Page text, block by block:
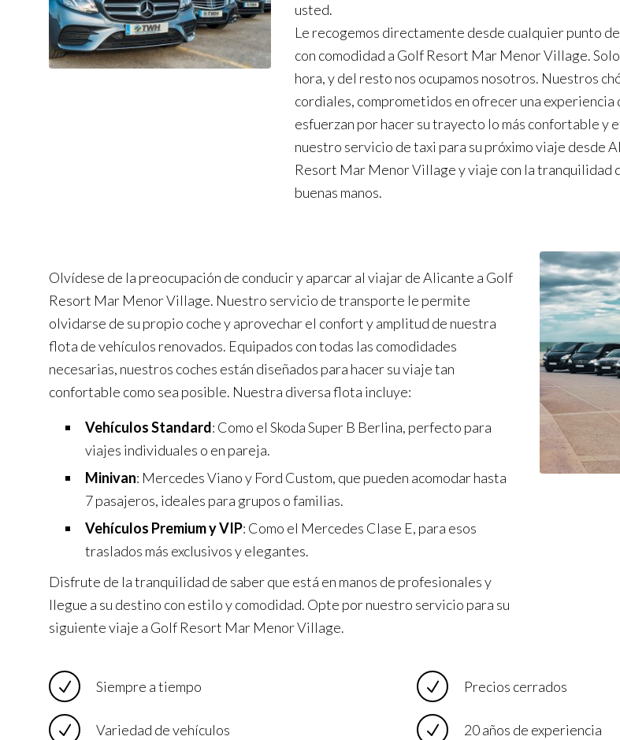
usted.
Le recogemos directamente desde cualquier punto
con comodidad a Golf Resort Mar Menor Village.
hora, y del resto nos ocupamos nosotros. Nuestros
cordiales, comprometidos en ofrecer una experiencia
esfuerzan por hacer su trayecto lo más confortable y
nuestro servicio de taxi para su próximo viaje desde
Resort Mar Menor Village y viaje con la tranquilidad
buenas manos.
Olvídese de la preocupación de conducir y aparcar al viajar de Alicante a Golf
Resort Mar Menor Village. Nuestro servicio de transporte le permite
olvidarse de su propio coche y aprovechar el confort y amplitud de nuestra
flota de vehículos renovados. Equipados con todas las comodidades
necesarias, nuestros coches están diseñados para hacer su viaje tan
confortable como sea posible. Nuestra diversa flota incluye:
Vehículos Standard: Como el Skoda Super B Berlina, perfecto para
viajes individuales o en pareja.
Minivan: Mercedes Viano y Ford Custom, que pueden acomodar hasta
7 pasajeros, ideales para grupos o familias.
Vehículos Premium y VIP: Como el Mercedes Clase E, para esos
traslados más exclusivos y elegantes.
Disfrute de la tranquilidad de saber que está en manos de profesionales y
llegue a su destino con estilo y comodidad. Opte por nuestro servicio para su
siguiente viaje a Golf Resort Mar Menor Village.
Siempre a tiempo
Variedad de vehículos
Precios cerrados
20 años de experiencia